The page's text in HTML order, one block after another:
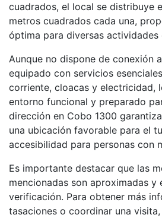
cuadrados, el local se distribuye
metros cuadrados cada una,
óptima para diversas actividades
Aunque no dispone de conexión
equipado con servicios
corriente, cloacas y electricidad,
entorno funcional y preparado
dirección en Cobo 1300
una ubicación favorable para el
accesibilidad para personas con
Es importante destacar que las
mencionadas son aproximadas y
verificación. Para obtener más
tasaciones o coordinar una